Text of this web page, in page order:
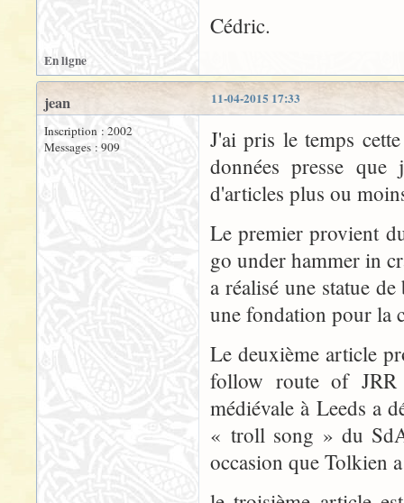
Cédric.
En ligne
11-04-2015 17:33
jean
Inscription : 2002
Messages : 909
J'ai pris le temps
données presse
d'articles plus ou
Le premier provient
go under hammer in
a réalisé une statue
une fondation pour la
Le deuxième article
follow route of JRR
médiévale à Leeds a
« troll song » du
occasion que Tolkien